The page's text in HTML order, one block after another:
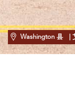
Washington 县 |